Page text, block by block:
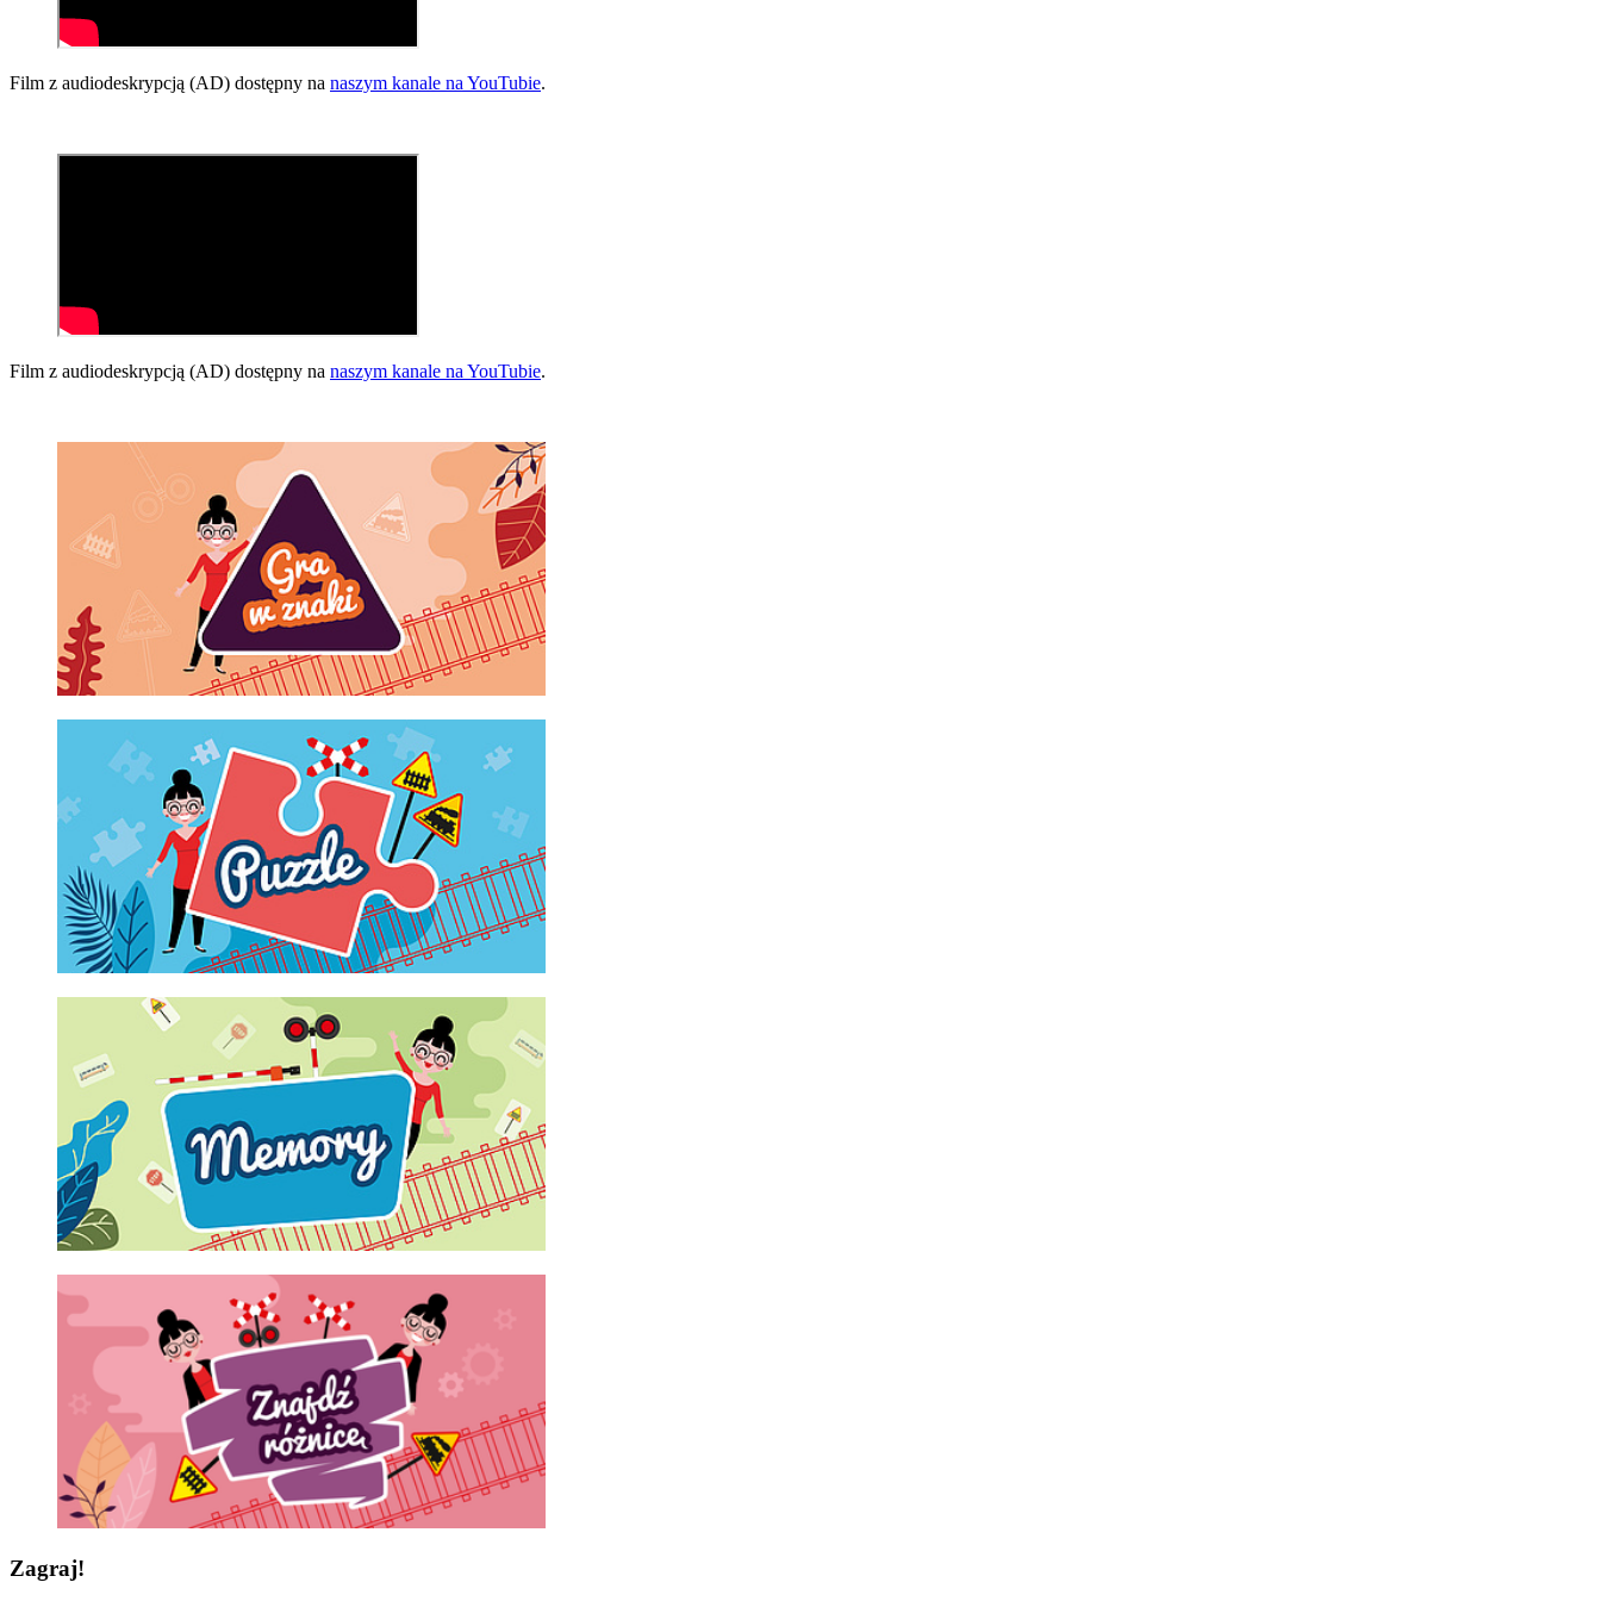
Film z audiodeskrypcją (AD) dostępny na naszym kanale na YouTubie.
Film z audiodeskrypcją (AD) dostępny na naszym kanale na YouTubie.
Zagraj!